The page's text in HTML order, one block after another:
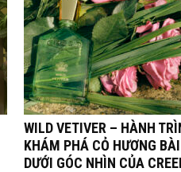
WILD VETIVER – HÀNH
KHÁM PHÁ CỎ HƯƠNG BÀI
DƯỚI GÓC NHÌN CỦA